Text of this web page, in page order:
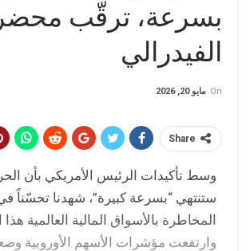
بسرعة، ترقّب محضر
الفيدرالي
On مايو 20, 2026
Share
وسط تأكيدات الرئيس الأمريكي بأن
ستنتهي “بسرعة كبيرة”، شهدنا تحسّناً
المخاطرة بالأسواق المالية العالمية هذا
وارتفعت مؤشرات الأسهم الأوروبية